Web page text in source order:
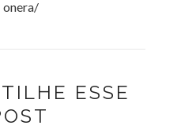
onera/
ESSE